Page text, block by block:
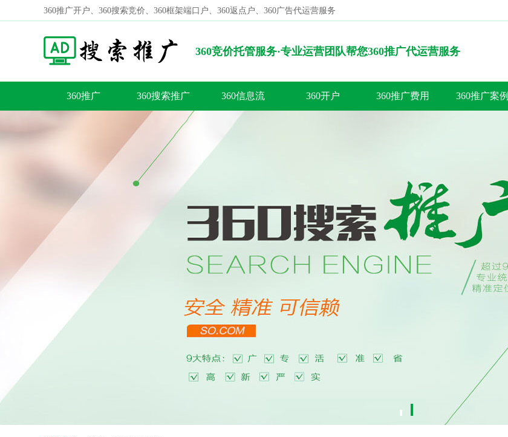
360推广开户、360搜索竞价、360框架端口户、360返点户、360广告代运营服务
360竞价托管服务·专业运营团队帮您360推广代运营服务
搜索
360推广 360搜索推广 360信息流 360开户 360推广费用 360推广案例
！